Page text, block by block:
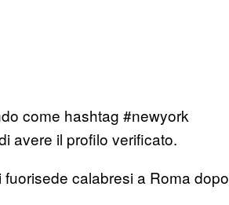
come hashtag #newyork
avere il profilo verificato.
calabresi a Roma dopo